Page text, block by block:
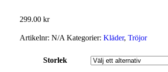
299.00 kr
Artikelnr: N/A Kategorier: Kläder, Tröjor
Storlek